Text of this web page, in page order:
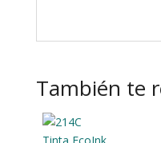
También te